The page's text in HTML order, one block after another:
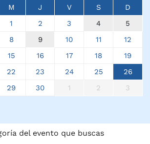
M J V S
D
1
2 3 4
5
8 9 10 11
12
15 16 17 18
19
22 23 24 25
26
29 30 1 2 3
del evento que buscas